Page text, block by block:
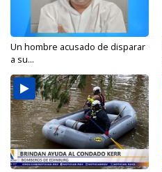
Un hombre acusado de disparar
a su...